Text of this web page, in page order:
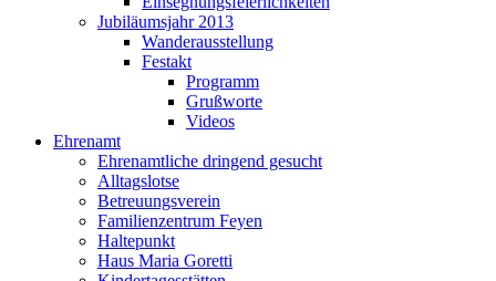
Jubiläumsjahr 2013
Wanderausstellung
Festakt
Programm
Grußworte
Videos
Ehrenamt
Ehrenamtliche dringend gesucht
Alltagslotse
Betreuungsverein
Familienzentrum Feyen
Haltepunkt
Haus Maria Goretti